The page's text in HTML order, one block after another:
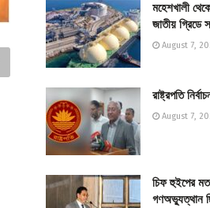
মহেশখালী
জাতীয় গ্রিডে
August 7,
রাষ্ট্রপতি
August 7,
চিফ হুইপের
গণঅভ্যুত্থান